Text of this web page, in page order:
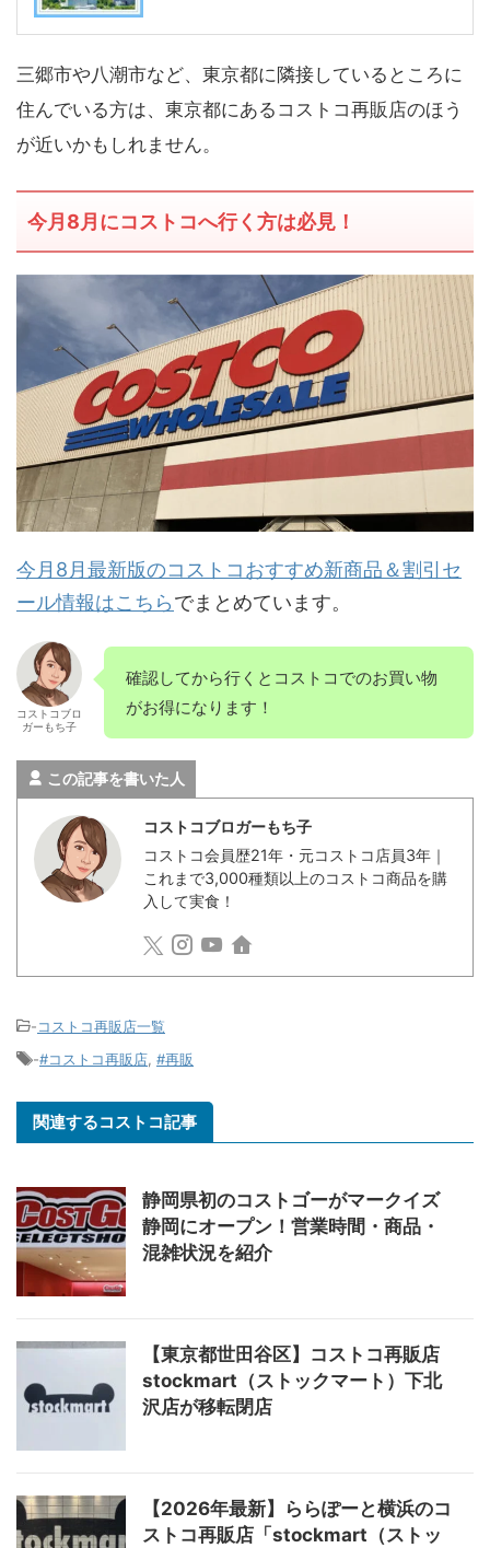
三郷市や八潮市など、東京都に隣接しているところに
住んでいる方は、東京都にあるコストコ再販店のほう
が近いかもしれません。
今月8月にコストコへ行く方は必見！
今月8月最新版のコストコおすすめ新商品＆割引セ
ール情報はこちらでまとめています。
コストコブロ
ガーもち子
確認してから行くとコストコでのお買い物
がお得になります！
この記事を書いた人
コストコブロガーもち子
コストコ会員歴21年・元コストコ店員3年｜
これまで3,000種類以上のコストコ商品を購
入して実食！
-コストコ再販店一覧
-#コストコ再販店 #再販
関連するコストコ記事
静岡県初のコストゴーがマークイズ
静岡にオープン！営業時間・商品・
混雑状況を紹介
【東京都世田谷区】コストコ再販店
stockmart（ストックマート）下北
沢店が移転閉店
【2026年最新】ららぽーと横浜のコ
ストコ再販店「stockmart（ストッ